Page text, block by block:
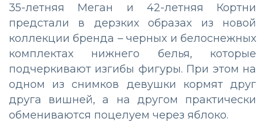
35-летняя Меган и 42-летняя Кортни
предстали в дерзких образах из новой
коллекции бренда – черных и белоснежных
комплектах нижнего белья, которые
подчеркивают изгибы фигуры. При этом на
одном из снимков девушки кормят друг
друга вишней, а на другом практически
обмениваются поцелуем через яблоко.